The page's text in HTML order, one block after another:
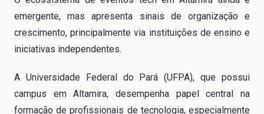
emergente, mas apresenta sinais de organização e
crescimento, principalmente via instituições de ensino e
iniciativas independentes.
A Universidade Federal do Pará (UFPA), que possui
campus em Altamira, desempenha papel central na
formação de profissionais de tecnologia, especialmente